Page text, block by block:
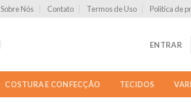
Sobre Nós Contato Termos de Uso Política de
ENTRAR
COSTURA E CONFECÇÃO TECIDOS